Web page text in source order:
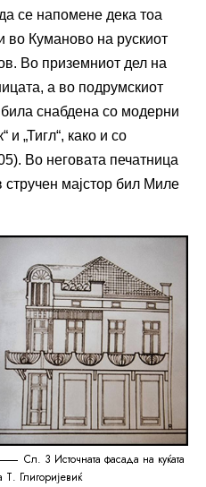
се напомене дека тоа
во Куманово на рускиот
Во приземниот дел на
а во подрумскиот
била снабдена со модерни
„Тигл“, како и со
Во неговата печатница
мајстор бил Миле
Сл. 3 Источната фасада на куќата
Т. Глигоријевиќ